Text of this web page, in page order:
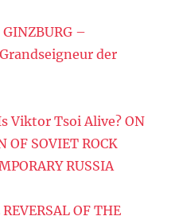
–
der
Viktor Tsoi Alive? ON
SOVIET ROCK
RUSSIA
OF THE